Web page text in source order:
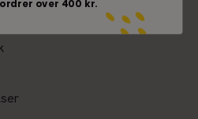
over 400 kr.